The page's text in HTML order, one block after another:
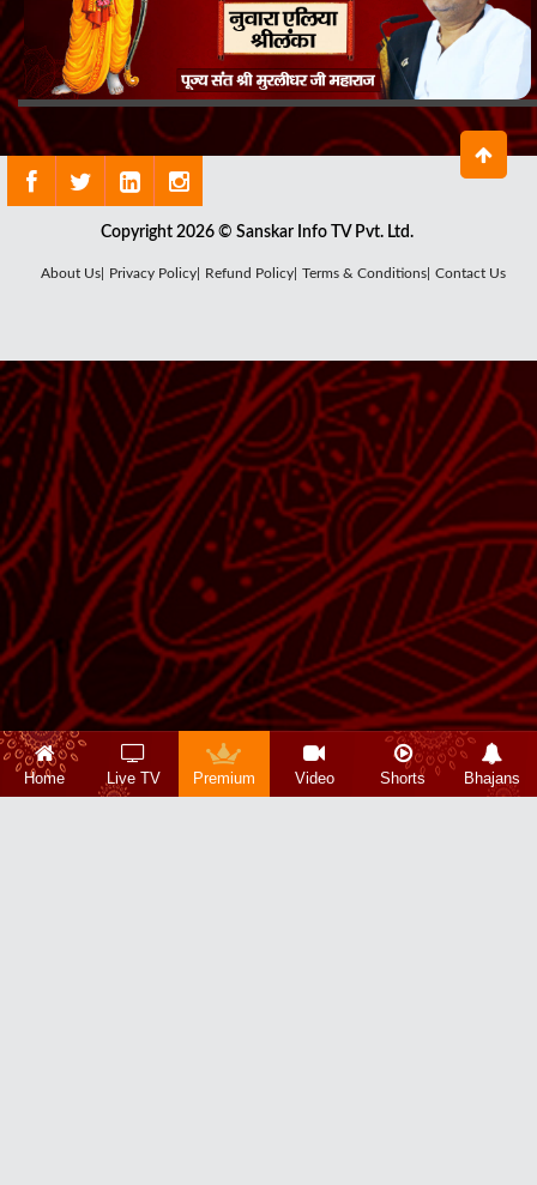
Copyright 2026 © Sanskar Info TV Pvt. Ltd.
About Us| Privacy Policy| Refund Policy| Terms & Conditions| Contact Us
Home Live TV Premium Video Shorts Bhajans